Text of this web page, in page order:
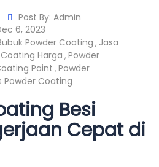
Post By: Admin
6, 2023
Powder Coating , Jasa
Harga , Powder
Paint , Powder
Powder Coating
Besi
Cepat di